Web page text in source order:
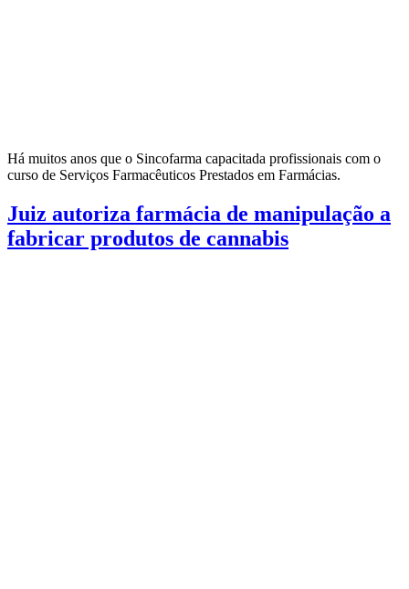
Há muitos anos que o Sincofarma capacitada profissionais com o
curso de Serviços Farmacêuticos Prestados em Farmácias.
Juiz autoriza farmácia de manipulação a
fabricar produtos de cannabis